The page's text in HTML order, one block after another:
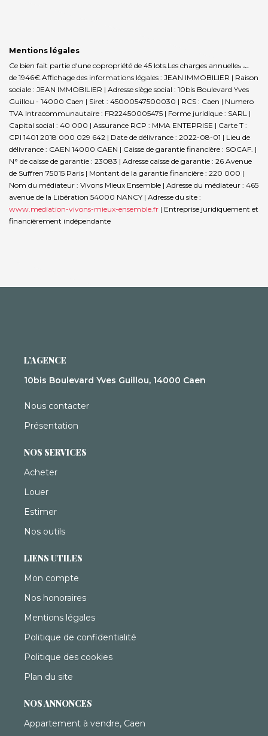
Mentions légales
Ce bien fait partie d'une copropriété de 45 lots.Les charges annuelles sont
de 1946€. Affichage des informations légales : JEAN IMMOBILIER | Raison
sociale : JEAN IMMOBILIER | Adresse siège social : 10bis Boulevard Yves
Guillou - 14000 Caen | Siret : 45000547500030 | RCS : Caen | Numero
TVA Intracommunautaire : FR22450005475 | Forme juridique : SARL |
Capital social : 40 000 | Assurance RCP : MMA ENTEPRISE | Carte T :
CPI 1401 2018 000 029 642 | Date de délivrance : 2022-08-01 | Lieu de
délivrance : CAEN 14000 CAEN | Caisse de garantie financière : SOCAF. |
N° de caisse de garantie : 23083 | Adresse caisse de garantie : 26 Avenue
de Suffren 75015 Paris | Montant de la garantie financière : 220 000 |
Nom du médiateur : Vivons Mieux Ensemble | Adresse du médiateur : 465
avenue de la Libération 54000 NANCY | Adresse du site :
www.mediation-vivons-mieux-ensemble.fr | Entreprise juridiquement et
financièrement indépendante
L'AGENCE
10bis Boulevard Yves Guillou, 14000 Caen
Nous contacter
Présentation
NOS SERVICES
Acheter
Louer
Estimer
Nos outils
LIENS UTILES
Mon compte
Nos honoraires
Mentions légales
Politique de confidentialité
Politique des cookies
Plan du site
NOS ANNONCES
Appartement à vendre, Caen